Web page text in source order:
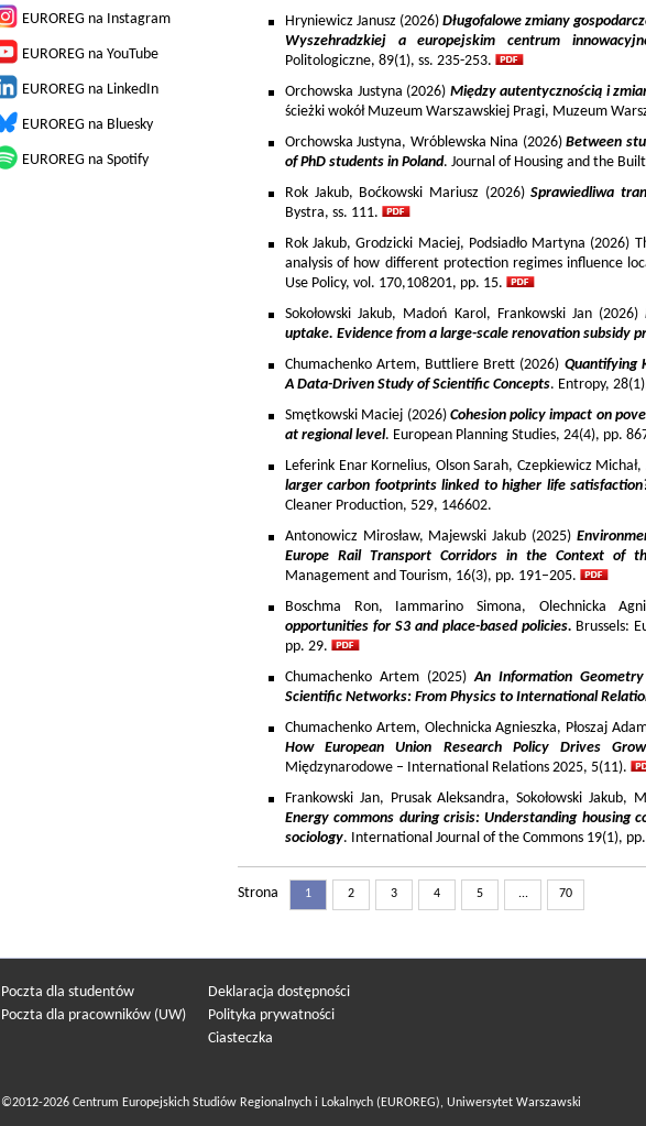
EUROREG na Instagram
EUROREG na YouTube
EUROREG na LinkedIn
EUROREG na Bluesky
EUROREG na Spotify
Hryniewicz Janusz (2026) Długofalowe zmiany
Wyszehradzkiej a europejskim centrum
Politologiczne, 89(1), ss. 235-253.
Orchowska Justyna (2026) Między autentycznością i
ścieżki wokół Muzeum Warszawskiej Pragi, Muzeum
Orchowska Justyna, Wróblewska Nina (2026)Between
of PhD students in Poland. Journal of Housing and the
Rok Jakub, Boćkowski Mariusz (2026)Sprawiedliwa
Bystra, ss. 111.
Rok Jakub, Grodzicki Maciej, Podsiadło Martyna (2026)
analysis of how different protection regimes influence
Use Policy, vol. 170,108201, pp. 15.
Sokołowski Jakub, Madoń Karol, Frankowski Jan (2026)
uptake. Evidence from a large-scale renovation subsidy
Chumachenko Artem, Buttliere Brett (2026) Quantifying
A Data-Driven Study of Scientific Concepts. Entropy,
Smętkowski Maciej (2026) Cohesion policy impact on
at regional level. European Planning Studies, 24(4), pp.
Leferink Enar Kornelius, Olson Sarah, Czepkiewicz
larger carbon footprints linked to higher life
Cleaner Production, 529, 146602.
Antonowicz Mirosław, Majewski Jakub (2025)
Europe Rail Transport Corridors in the Context of
Management and Tourism, 16(3), pp. 191–205.
Boschma Ron, Iammarino Simona, Olechnicka
opportunities for S3 and place-based policies. Brussels:
pp. 29.
Chumachenko Artem (2025)An Information
Scientific Networks: From Physics to International
Chumachenko Artem, Olechnicka Agnieszka, Płoszaj
How European Union Research Policy Drives
Międzynarodowe – International Relations 2025, 5(11).
Frankowski Jan, Prusak Aleksandra, Sokołowski Jakub,
Energy commons during crisis: Understanding housing
sociology. International Journal of the Commons 19(1),
Strona 1 2 3 4 5 ... 70
Poczta dla studentów
Poczta dla pracowników (UW)
Deklaracja dostępności
Polityka prywatności
Ciasteczka
©2012-2026 Centrum Europejskich Studiów Regionalnych i Lokalnych (EUROREG), Uniwersytet Warszawski